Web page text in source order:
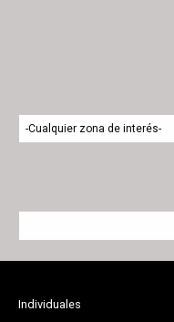
Individuales